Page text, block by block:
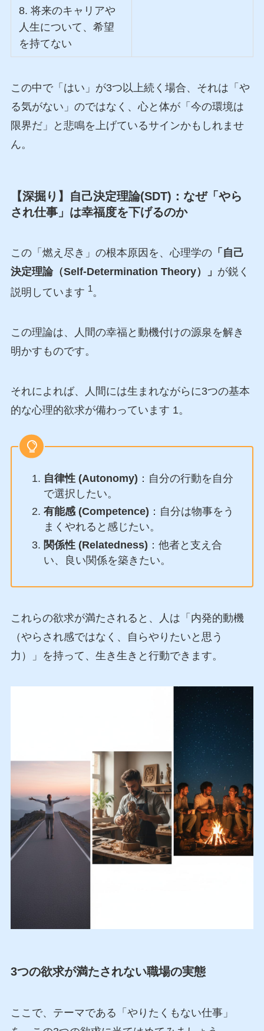
8. 将来のキャリアや
人生について、希望
を持てない
この中で「はい」が3つ以上続く場合、それは「や
る気がない」のではなく、心と体が「今の環境は
限界だ」と悲鳴を上げているサインかもしれませ
ん。
【深掘り】自己決定理論(SDT)：なぜ「やら
され仕事」は幸福度を下げるのか
この「燃え尽き」の根本原因を、心理学の「自己
決定理論（Self-Determination Theory）」 が鋭く
説明しています 1。
この理論は、人間の幸福と動機付けの源泉を解き
明かすものです。
それによれば、人間には生まれながらに3つの基本
的な心理的欲求が備わっています 1。
自律性 (Autonomy) ：自分の行動を自分
で選択したい。
有能感 (Competence) ：自分は物事をう
まくやれると感じたい。
関係性 (Relatedness) ：他者と支え合
い、良い関係を築きたい。
これらの欲求が満たされると、人は「内発的動機
（やらされ感ではなく、自らやりたいと思う
力）」を持って、生き生きと行動できます。
3つの欲求が満たされない職場の実態
ここで、テーマである「やりたくもない仕事」